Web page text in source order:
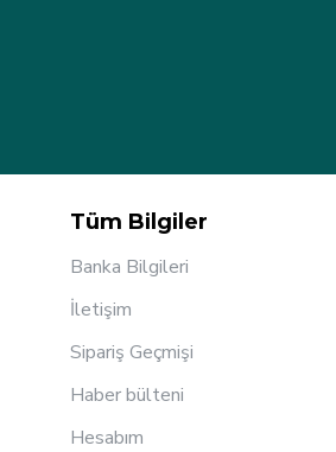
Tüm Bilgiler
Banka Bilgileri
İletişim
Sipariş Geçmişi
Haber bülteni
Hesabım